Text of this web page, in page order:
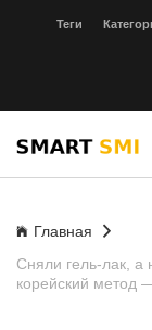
Теги
Главная
Сняли гель-лак, а
корейский метод